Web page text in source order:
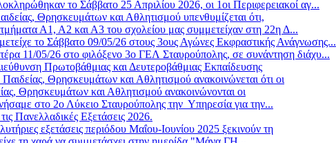
το Σάββατο 25 Απριλίου 2026, οι 1οι Περιφερειακοί αγ...
Θρησκευμάτων και Αθλητισμού υπενθυμίζεται ότι,
Α1, Α2 και Α3 του σχολείου μας συμμετείχαν στη 22η Δ...
το Σάββατο 09/05/26 στους 3ους Αγώνες Εκφραστικής Ανάγνωσης...
11/05/26 στο φιλόξενο 3ο ΓΕΛ Σταυρούπολης, σε συνάντηση διάχυ...
Πρωτοβάθμιας και Δευτεροβάθμιας Εκπαίδευσης
Θρησκευμάτων και Αθλητισμού ανακοινώνεται ότι οι
Θρησκευμάτων και Αθλητισμού ανακοινώνονται οι
στο 2ο Λύκειο Σταυρούπολης την Υπηρεσία για την...
Πανελλαδικές Εξετάσεις 2026.
εξετάσεις περιόδου Μαΐου-Ιουνίου 2025 ξεκινούν τη